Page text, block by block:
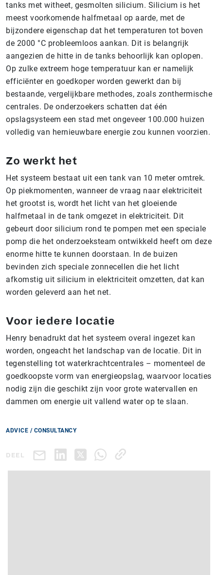
tanks met witheet, gesmolten silicium. Silicium is het
meest voorkomende halfmetaal op aarde, met de
bijzondere eigenschap dat het temperaturen tot boven
de 2000 °C probleemloos aankan. Dit is belangrijk
aangezien de hitte in de tanks behoorlijk kan oplopen.
Op zulke extreem hoge temperatuur kan er namelijk
efficiënter en goedkoper worden gewerkt dan bij
bestaande, vergelijkbare methodes, zoals zonthermische
centrales. De onderzoekers schatten dat één
opslagsysteem een stad met ongeveer 100.000 huizen
volledig van hernieuwbare energie zou kunnen voorzien.
Zo werkt het
Het systeem bestaat uit een tank van 10 meter omtrek.
Op piekmomenten, wanneer de vraag naar elektriciteit
het grootst is, wordt het licht van het gloeiende
halfmetaal in de tank omgezet in elektriciteit. Dit
gebeurt door silicium rond te pompen met een speciale
pomp die het onderzoeksteam ontwikkeld heeft om deze
enorme hitte te kunnen doorstaan. In de buizen
bevinden zich speciale zonnecellen die het licht
afkomstig uit silicium in elektriciteit omzetten, dat kan
worden geleverd aan het net.
Voor iedere locatie
Henry benadrukt dat het systeem overal ingezet kan
worden, ongeacht het landschap van de locatie. Dit in
tegenstelling tot waterkrachtcentrales – momenteel de
goedkoopste vorm van energieopslag, waarvoor locaties
nodig zijn die geschikt zijn voor grote watervallen en
dammen om energie uit vallend water op te slaan.
ADVICE / CONSULTANCY
DEEL